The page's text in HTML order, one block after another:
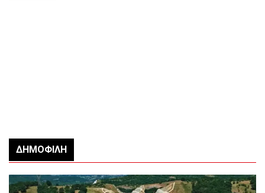
ΔΗΜΟΦΙΛΉ